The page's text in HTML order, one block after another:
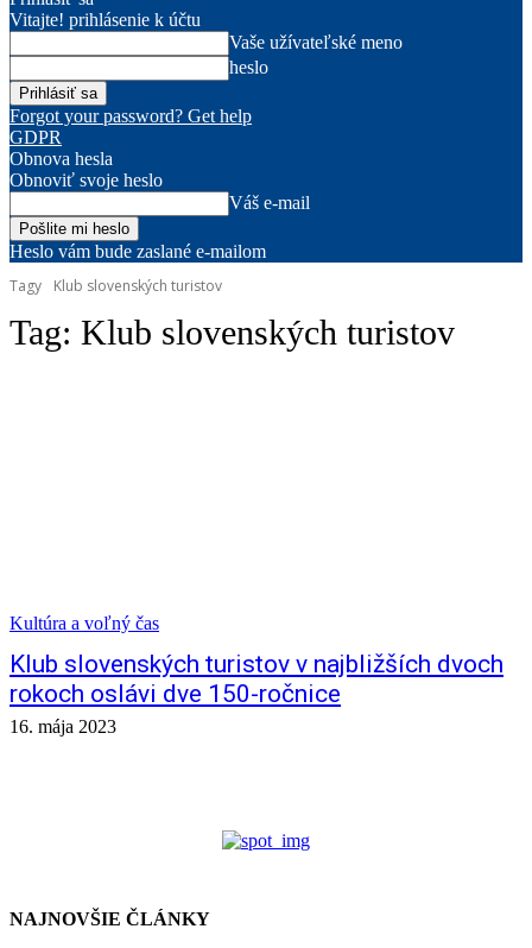
Vitajte! prihlásenie k účtu
Vaše užívateľské meno
heslo
Forgot your password? Get help
GDPR
Obnova hesla
Obnoviť svoje heslo
Váš e-mail
Heslo vám bude zaslané e-mailom
Tagy
Klub slovenských turistov
Tag: Klub slovenských turistov
Kultúra a voľný čas
Klub slovenských turistov v najbližších dvoch
rokoch oslávi dve 150-ročnice
16. mája 2023
NAJNOVŠIE ČLÁNKY